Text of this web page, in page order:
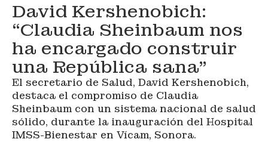
David Kershenobich:
“Claudia Sheinbaum nos
ha encargado construir
una República sana”
El secretario de Salud, David Kershenobich,
destaca el compromiso de Claudia
Sheinbaum con un sistema nacional de salud
sólido, durante la inauguración del Hospital
IMSS-Bienestar en Vícam, Sonora.